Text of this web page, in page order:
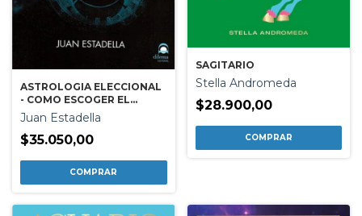
ASTROLOGIA ELECCIONAL
- COMO ESCOGER EL
MEJOR MOMENTO....
Juan Estadella
$35.050,00
SAGITARIO
Stella Andromeda
$28.900,00